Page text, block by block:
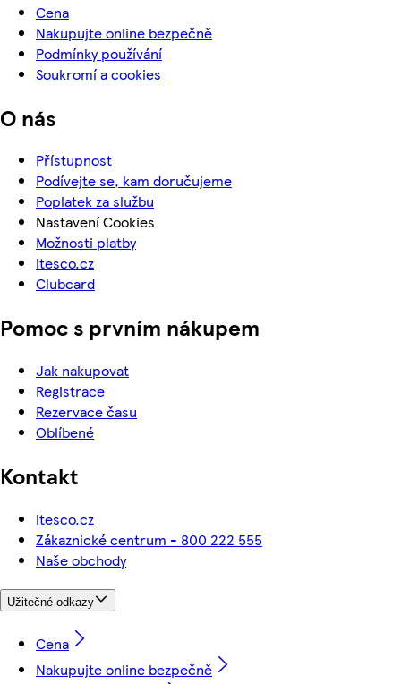
Cena
Nakupujte online bezpečně
Podmínky používání
Soukromí a cookies
O nás
Přístupnost
Podívejte se, kam doručujeme
Poplatek za službu
Nastavení Cookies
Možnosti platby
itesco.cz
Clubcard
Pomoc s prvním nákupem
Jak nakupovat
Registrace
Rezervace času
Oblíbené
Kontakt
itesco.cz
Zákaznické centrum - 800 222 555
Naše obchody
Užitečné odkazy
Cena
Nakupujte online bezpečně